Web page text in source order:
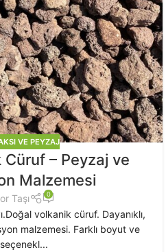
VE PEYZAJ
– Peyzaj ve
Malzemesi
Taşı 0
volkanik cüruf. Dayanıklı,
malzemesi. Farklı boyut ve